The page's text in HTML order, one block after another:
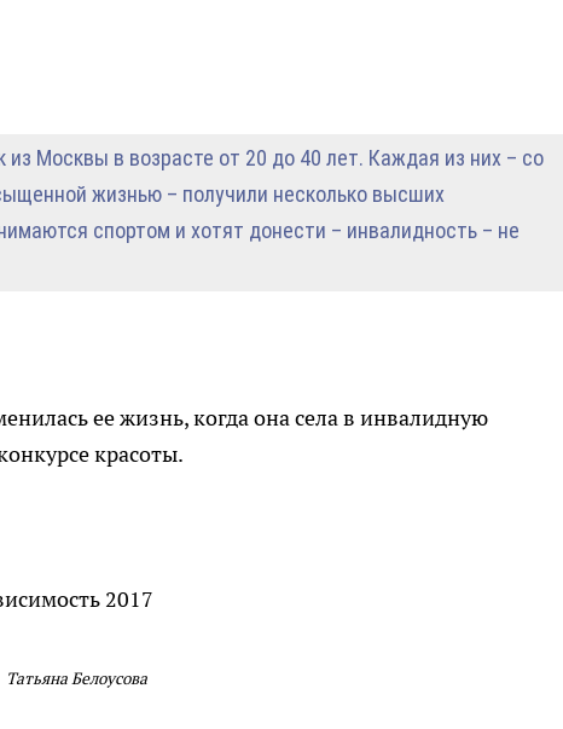
Москвы в возрасте от 20 до 40 лет. Каждая из них – со
жизнью – получили несколько высших
спортом и хотят донести – инвалидность – не
ее жизнь, когда она села в инвалидную
красоты.
Татьяна Белоусова